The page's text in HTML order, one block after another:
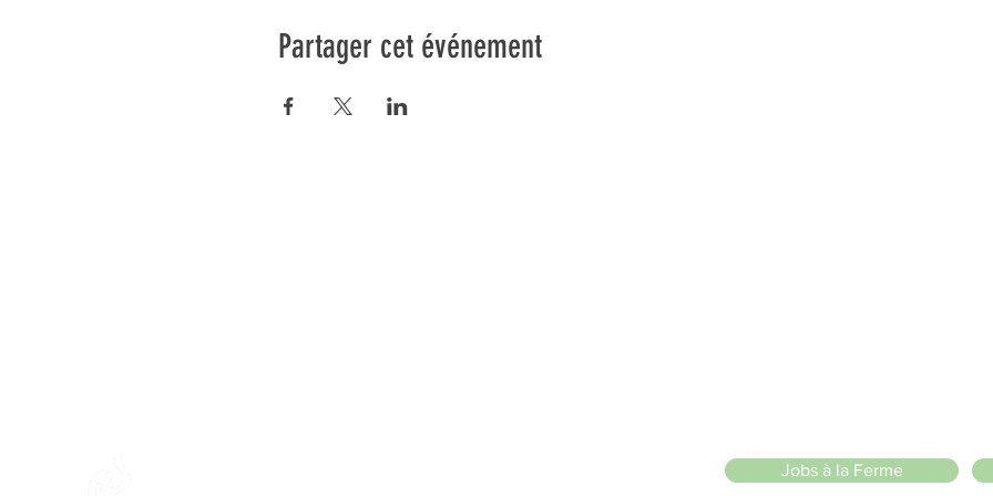
Partager cet événement
Jobs à la Ferme